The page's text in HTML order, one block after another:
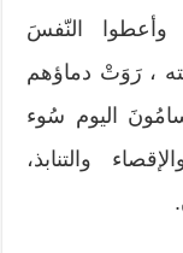
النّفسَ
، رَوَتْ دماؤهم
اليوم سُوء
والتنابذ،